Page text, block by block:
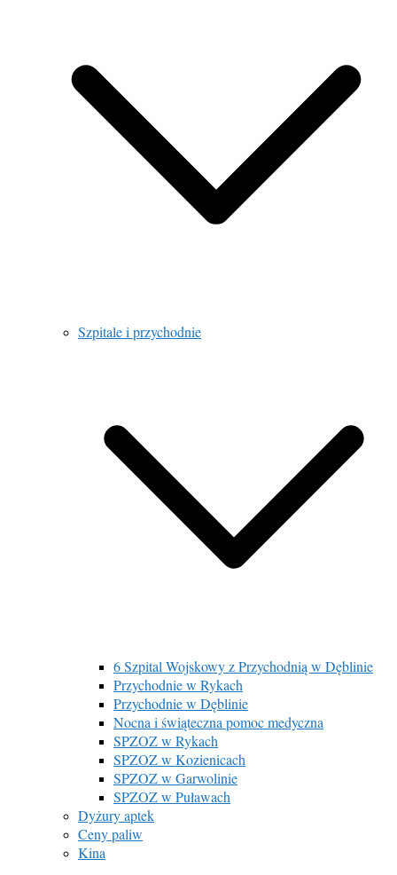
Szpitale i przychodnie
6 Szpital Wojskowy z Przychodnią w Dęblinie
Przychodnie w Rykach
Przychodnie w Dęblinie
Nocna i świąteczna pomoc medyczna
SPZOZ w Rykach
SPZOZ w Kozienicach
SPZOZ w Garwolinie
SPZOZ w Puławach
Dyżury aptek
Ceny paliw
Kina